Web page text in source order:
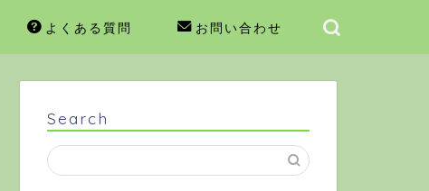
よくある質問 お問い合わせ
Search